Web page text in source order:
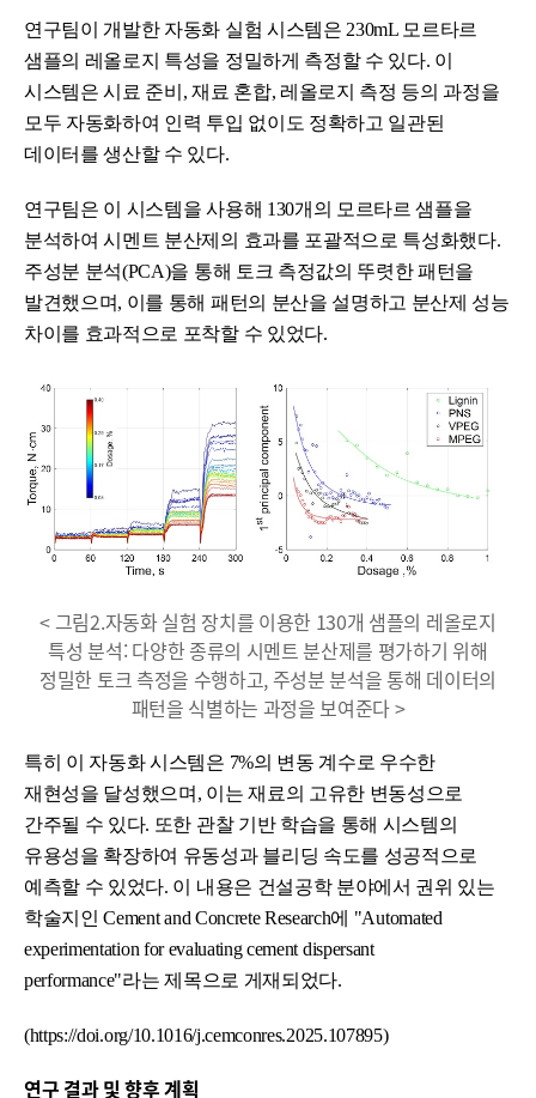
연구팀이 개발한 자동화 실험 시스템은 230mL 모르타르
샘플의 레올로지 특성을 정밀하게 측정할 수 있다. 이
시스템은 시료 준비, 재료 혼합, 레올로지 측정 등의 과정을
모두 자동화하여 인력 투입 없이도 정확하고 일관된
데이터를 생산할 수 있다.
연구팀은 이 시스템을 사용해 130개의 모르타르 샘플을
분석하여 시멘트 분산제의 효과를 포괄적으로 특성화했다.
주성분 분석(PCA)을 통해 토크 측정값의 뚜렷한 패턴을
발견했으며, 이를 통해 패턴의 분산을 설명하고 분산제 성능
차이를 효과적으로 포착할 수 있었다.
< 그림2.자동화 실험 장치를 이용한 130개 샘플의 레올로지
특성 분석: 다양한 종류의 시멘트 분산제를 평가하기 위해
정밀한 토크 측정을 수행하고, 주성분 분석을 통해 데이터의
패턴을 식별하는 과정을 보여준다 >
특히 이 자동화 시스템은 7%의 변동 계수로 우수한
재현성을 달성했으며, 이는 재료의 고유한 변동성으로
간주될 수 있다. 또한 관찰 기반 학습을 통해 시스템의
유용성을 확장하여 유동성과 블리딩 속도를 성공적으로
예측할 수 있었다. 이 내용은 건설공학 분야에서 권위 있는
학술지인 Cement and Concrete Research에 "Automated
experimentation for evaluating cement dispersant
performance"라는 제목으로 게재되었다.
(https://doi.org/10.1016/j.cemconres.2025.107895)
연구 결과 및 향후 계획